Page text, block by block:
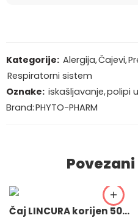
Kategorije: Alergija,Čajevi,
Respiratorni sistem
Oznake: iskašljavanje,polipi
Brand:PHYTO-PHARM
Čaj LINCURA korijen 50g – Gentianae radix